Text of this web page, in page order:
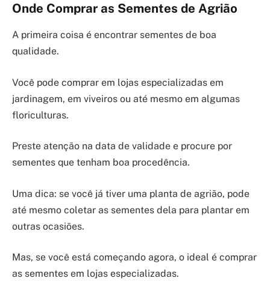
Onde Comprar as Sementes de Agrião
A primeira coisa é encontrar sementes de boa
qualidade.
Você pode comprar em lojas especializadas em
jardinagem, em viveiros ou até mesmo em algumas
floriculturas.
Preste atenção na data de validade e procure por
sementes que tenham boa procedência.
Uma dica: se você já tiver uma planta de agrião, pode
até mesmo coletar as sementes dela para plantar em
outras ocasiões.
Mas, se você está começando agora, o ideal é comprar
as sementes em lojas especializadas.